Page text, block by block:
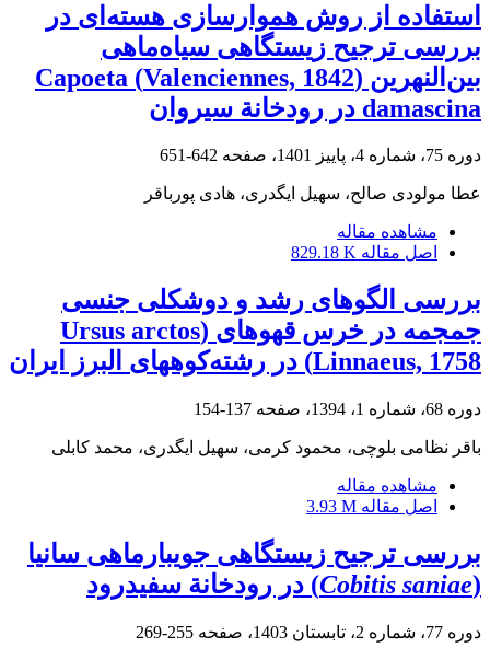
استفاده از روش هموارسازی هسته‌ای در
بررسی ترجیح زیستگاهی سیاه‌ماهی
بین‌النهرین (Valenciennes, 1842) Capoeta
damascina در رودخانة سیروان
دوره 75، شماره 4، پاییز 1401، صفحه 642-651
عطا مولودی صالح، سهیل ایگدری، هادی پورباقر
مشاهده مقاله
اصل مقاله 829.18 K
بررسی الگوهای رشد و دوشکلی جنسی
جمجمه در خرس قهوه‏ای (Ursus arctos
Linnaeus, 1758) در رشته‌کوه‏های البرز ایران
دوره 68، شماره 1، 1394، صفحه 137-154
باقر نظامی بلوچی، محمود کرمی، سهیل ایگدری، محمد کابلی
مشاهده مقاله
اصل مقاله 3.93 M
بررسی ترجیح زیستگاهی جویبار‌ماهی سانیا
(
Cobitis saniae) در رودخانة سفیدرود
دوره 77، شماره 2، تابستان 1403، صفحه 255-269